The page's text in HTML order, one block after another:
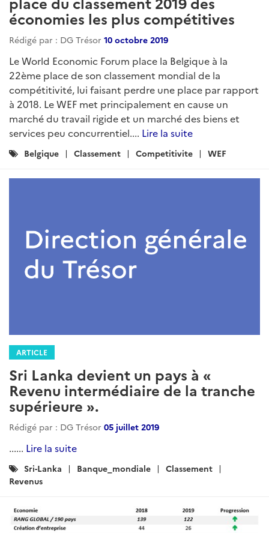
économies les plus compétitives
Rédigé par : DG Trésor 10 octobre 2019
Le World Economic Forum place la Belgique à la
22ème place de son classement mondial de la
compétitivité, lui faisant perdre une place par rapport
à 2018. Le WEF met principalement en cause un
marché du travail rigide et un marché des biens et
services peu concurrentiel.... Lire la suite
Catégories
Belgique Classement Competitivite WEF
ARTICLE
Sri Lanka devient un pays à «
Revenu intermédiaire de la tranche
supérieure ».
Rédigé par : DG Trésor 05 juillet 2019
...... Lire la suite
Catégories
:
Sri-Lanka Banque_mondiale
Classement
Revenus